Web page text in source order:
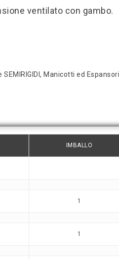
ventilato con gambo.
SEMIRIGIDI, Manicotti ed
IMBALLO
1
1